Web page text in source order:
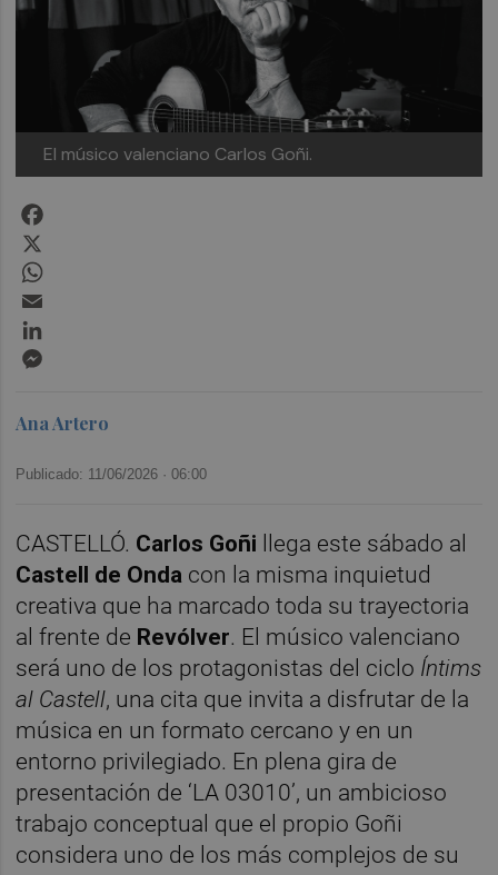
El músico valenciano Carlos Goñi.
Ana Artero
Publicado: 11/06/2026 ·06:00
CASTELLÓ. Carlos Goñi llega este sábado al
Castell de Onda con la misma inquietud
creativa que ha marcado toda su trayectoria
al frente de Revólver. El músico valenciano
será uno de los protagonistas del ciclo Íntims
al Castell, una cita que invita a disfrutar de la
música en un formato cercano y en un
entorno privilegiado. En plena gira de
presentación de ‘LA 03010’, un ambicioso
trabajo conceptual que el propio Goñi
considera uno de los más complejos de su